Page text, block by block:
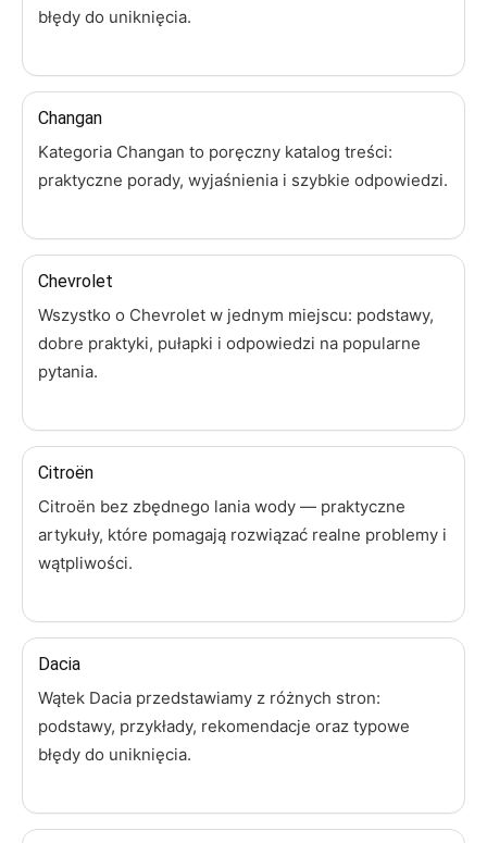
błędy do uniknięcia.
Changan
Kategoria Changan to poręczny katalog treści:
praktyczne porady, wyjaśnienia i szybkie odpowiedzi.
Chevrolet
Wszystko o Chevrolet w jednym miejscu: podstawy,
dobre praktyki, pułapki i odpowiedzi na popularne
pytania.
Citroën
Citroën bez zbędnego lania wody — praktyczne
artykuły, które pomagają rozwiązać realne problemy i
wątpliwości.
Dacia
Wątek Dacia przedstawiamy z różnych stron:
podstawy, przykłady, rekomendacje oraz typowe
błędy do uniknięcia.